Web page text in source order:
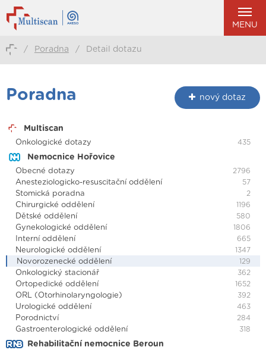
MENU
/ Poradna / Detail dotazu
Poradna nový dotaz
Multiscan
Onkologické dotazy 435
Nemocnice Hořovice
Obecné dotazy 2796
Anesteziologicko-resuscitační oddělení 57
Stomická poradna 2
Chirurgické oddělení 1196
Dětské oddělení 580
Gynekologické oddělení 1806
Interní oddělení 665
Neurologické oddělení 1347
Novorozenecké oddělení 129
Onkologický stacionář 362
Ortopedické oddělení 1652
ORL (Otorhinolaryngologie) 392
Urologické oddělení 463
Porodnictví 284
Gastroenterologické oddělení 318
Rehabilitační nemocnice Beroun